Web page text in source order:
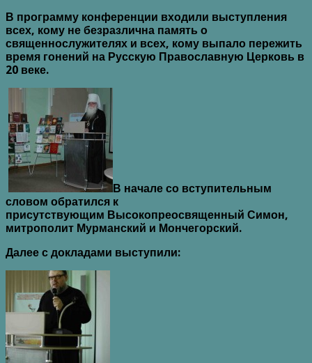
В программу конференции входили выступления
всех, кому не безразлична память о
священнослужителях и всех, кому выпало пережить
время гонений на Русскую Православную Церковь в
20 веке.
В начале со вступительным
словом обратился к
присутствующим Высокопреосвященный Симон,
митрополит Мурманский и Мончегорский.
Далее с докладами выступили: